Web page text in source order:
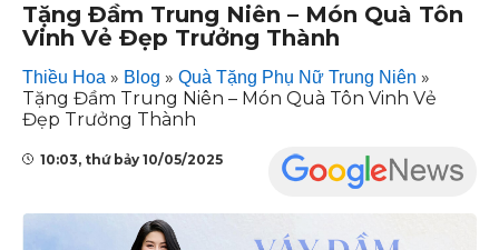
Tặng Đầm Trung Niên – Món Quà Tôn
Vinh Vẻ Đẹp Trưởng Thành
Thiều Hoa » Blog » Quà Tặng Phụ Nữ Trung Niên »
Tặng Đầm Trung Niên – Món Quà Tôn Vinh Vẻ
Đẹp Trưởng Thành
10:03, thứ bảy 10/05/2025